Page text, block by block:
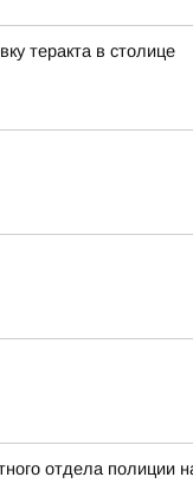
теракта в столице
отдела